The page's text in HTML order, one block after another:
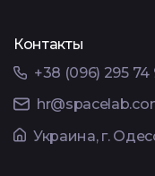
Контакты
+38 (096) 295 74
Украина, г.